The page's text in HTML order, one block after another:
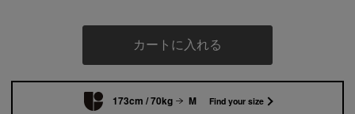
カートに入れる
173cm / 70kg M Find your size